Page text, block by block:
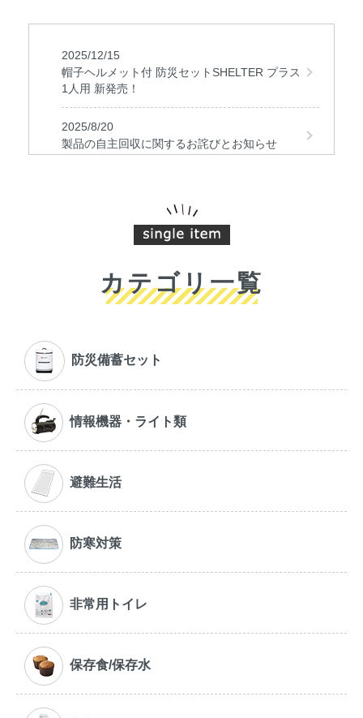
2025/12/15
帽子ヘルメット付 防災セットSHELTER プラス
1人用 新発売！
2025/8/20
製品の自主回収に関するお詫びとお知らせ
が大賞を受賞しました！
「もっちりつや炊きおにぎり」新発売
2023/6/5
2023/5/22
カテゴリ一覧
防災備蓄セット
情報機器・ライト類
避難生活
防寒対策
非常用トイレ
保存食/保存水